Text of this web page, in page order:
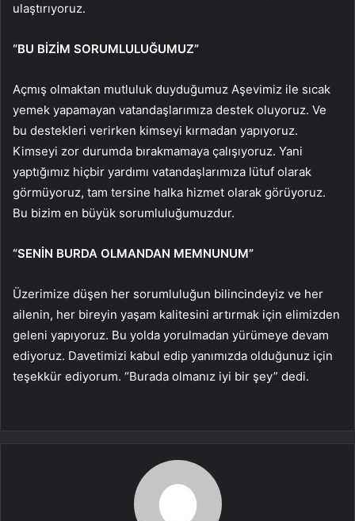
ulaştırıyoruz.
“BU BİZİM SORUMLULUĞUMUZ”
Açmış olmaktan mutluluk duyduğumuz Aşevimiz ile sıcak
yemek yapamayan vatandaşlarımıza destek oluyoruz. Ve
bu destekleri verirken kimseyi kırmadan yapıyoruz.
Kimseyi zor durumda bırakmamaya çalışıyoruz. Yani
yaptığımız hiçbir yardımı vatandaşlarımıza lütuf olarak
görmüyoruz, tam tersine halka hizmet olarak görüyoruz.
Bu bizim en büyük sorumluluğumuzdur.
“SENİN BURDA OLMANDAN MEMNUNUM”
Üzerimize düşen her sorumluluğun bilincindeyiz ve her
ailenin, her bireyin yaşam kalitesini artırmak için elimizden
geleni yapıyoruz. Bu yolda yorulmadan yürümeye devam
ediyoruz. Davetimizi kabul edip yanımızda olduğunuz için
teşekkür ediyorum. “Burada olmanız iyi bir şey” dedi.